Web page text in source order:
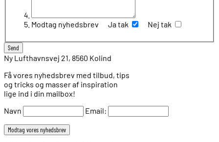
Modtag nyhedsbrev Ja tak Nej tak
Ny Lufthavnsvej 21, 8560 Kolind
Få vores nyhedsbrev med tilbud, tips
og tricks og masser af inspiration
lige ind i din mailbox!
Navn
Email: